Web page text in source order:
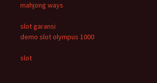
mahjong ways
slot garansi
demo slot olympus 1000
slot